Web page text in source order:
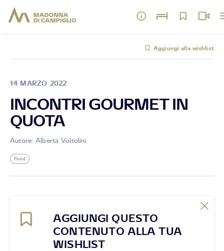
Aggiungi alla wishlist
14 MARZO 2022
INCONTRI GOURMET IN
QUOTA
Autore: Alberta Voltolini
Food
AGGIUNGI QUESTO
CONTENUTO ALLA TUA
WISHLIST